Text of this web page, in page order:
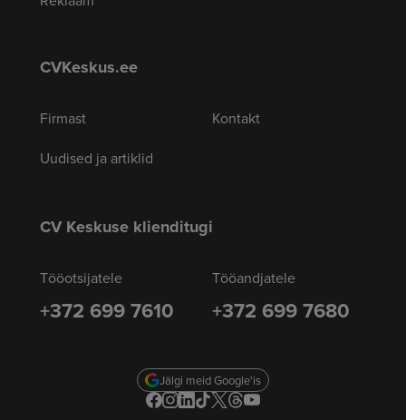
CVKeskus.ee
Firmast
Uudised ja artiklid
Kontakt
CV Keskuse klienditugi
Tööotsijatele
+372 699 7610
Tööandjatele
+372 699 7680
Jälgi meid Google'is